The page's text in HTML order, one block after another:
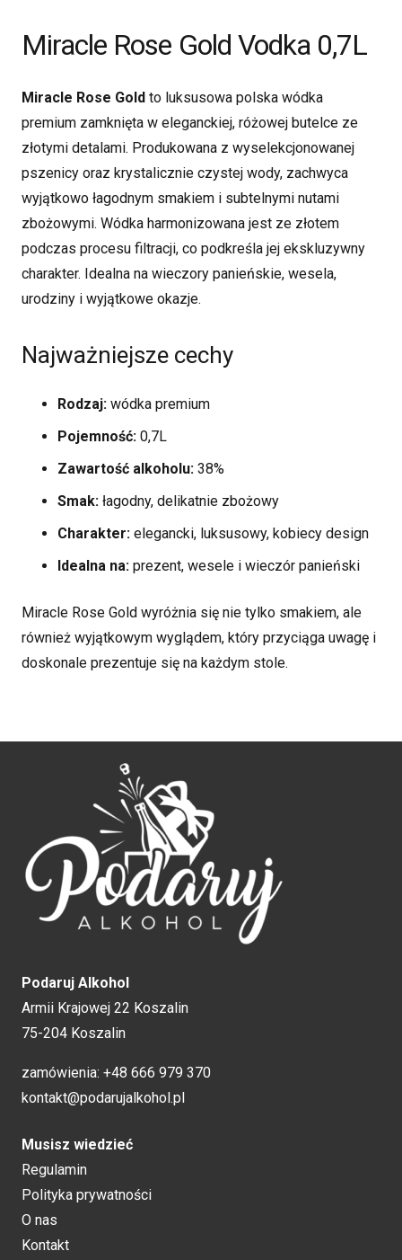
Vodka
0,7L
Miracle Rose Gold Vodka 0,7L
Miracle Rose Gold to luksusowa polska wódka
premium zamknięta w eleganckiej, różowej butelce ze
złotymi detalami. Produkowana z wyselekcjonowanej
pszenicy oraz krystalicznie czystej wody, zachwyca
wyjątkowo łagodnym smakiem i subtelnymi nutami
zbożowymi. Wódka harmonizowana jest ze złotem
podczas procesu filtracji, co podkreśla jej ekskluzywny
charakter. Idealna na wieczory panieńskie, wesela,
urodziny i wyjątkowe okazje.
Najważniejsze cechy
Rodzaj: wódka premium
Pojemność: 0,7L
Zawartość alkoholu: 38%
Smak: łagodny, delikatnie zbożowy
Charakter: elegancki, luksusowy, kobiecy design
Idealna na: prezent, wesele i wieczór panieński
Miracle Rose Gold wyróżnia się nie tylko smakiem, ale
również wyjątkowym wyglądem, który przyciąga uwagę i
doskonale prezentuje się na każdym stole.
Podaruj Alkohol
Armii Krajowej 22 Koszalin
75-204 Koszalin
zamówienia: +48 666 979 370
kontakt@podarujalkohol.pl
Musisz wiedzieć
Regulamin
Polityka prywatności
O nas
Kontakt